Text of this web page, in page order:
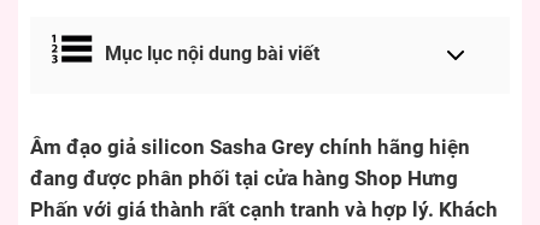
Mục lục nội dung bài viết
Âm đạo giả silicon Sasha Grey chính hãng hiện
đang được phân phối tại cửa hàng Shop Hưng
Phấn với giá thành rất cạnh tranh và hợp lý. Khách